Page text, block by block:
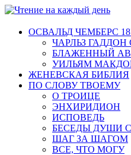
ОСВАЛЬД ЧЕМБЕРС
ЧАРЛЬЗ ГАДДОН
БЛАЖЕННЫЙ
УИЛЬЯМ
ЖЕНЕВСКАЯ БИБЛИЯ
ПО СЛОВУ ТВОЕМУ
О ТРОИЦЕ
ЭНХИРИДИОН
ИСПОВЕДЬ
БЕСЕДЫ ДУШИ
ШАГ ЗА ШАГОМ
ВСЕ, ЧТО МОГУ